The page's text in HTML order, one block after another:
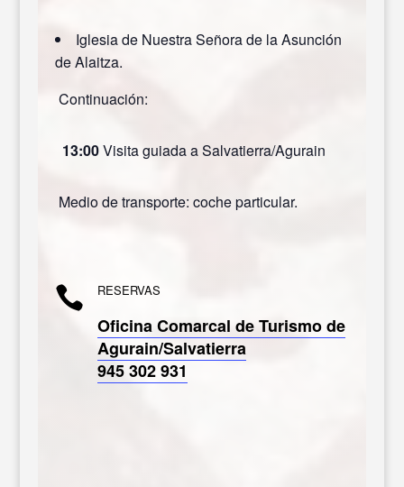
Iglesia de Nuestra Señora de la Asunción
de Alaitza.
Continuación:
13:00Visita guiada a Salvatierra/Agurain
Medio de transporte: coche particular.
 RESERVAS
Oficina Comarcal de Turismo de
Agurain/Salvatierra
945 302 931